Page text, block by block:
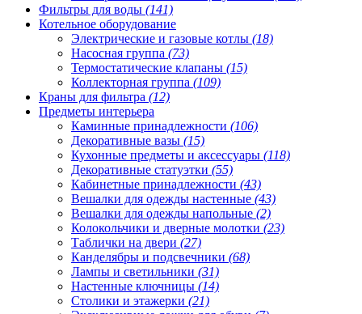
Фильтры для воды (141)
Котельное оборудование
Электрические и газовые котлы (18)
Насосная группа (73)
Термостатические клапаны (15)
Коллекторная группа (109)
Краны для фильтра (12)
Предметы интерьера
Каминные принадлежности (106)
Декоративные вазы (15)
Кухонные предметы и аксессуары (118)
Декоративные статуэтки (55)
Кабинетные принадлежности (43)
Вешалки для одежды настенные (43)
Вешалки для одежды напольные (2)
Колокольчики и дверные молотки (23)
Таблички на двери (27)
Канделябры и подсвечники (68)
Лампы и светильники (31)
Настенные ключницы (14)
Столики и этажерки (21)